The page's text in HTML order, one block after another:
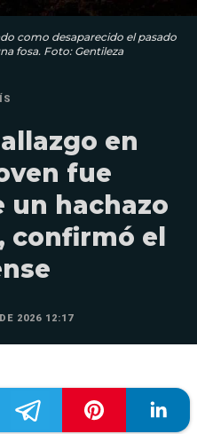
como desaparecido el pasado
fosa. Foto: Gentileza
en
fue
un hachazo
confirmó el
2026 12:17